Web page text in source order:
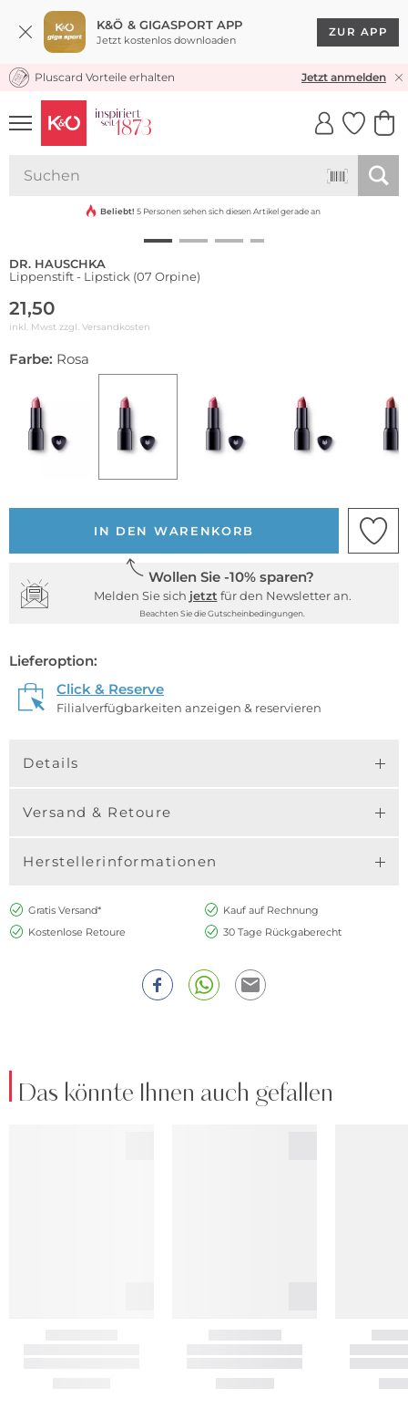
K&Ö & GIGASPORT APP
Jetzt kostenlos downloaden
ZUR APP
KOSTENLOSER VERSAND* & RÜCKVERSAND
Pluscard Vorteile erhalten Jetzt anmelden
UNSERE APP
CLICK &
Nachhaltig
Beliebt! 5 Personen sehen sich diesen Artikel gerade an
DR. HAUSCHKA
Lippenstift - Lipstick (07 Orpine)
21,50
inkl. Mwst zzgl. Versandkosten
Farbe: Rosa
IN DEN WARENKORB
Wollen Sie -10% sparen?
Melden Sie sich jetzt für den Newsletter an.
Beachten Sie die Gutscheinbedingungen.
Lieferoption:
Click & Reserve
Filialverfügbarkeiten anzeigen & reservieren
Details
Versand & Retoure
Herstellerinformationen
Gratis Versand*
Kauf auf Rechnung
Kostenlose Retoure
30 Tage Rückgaberecht
Das könnte Ihnen auch gefallen